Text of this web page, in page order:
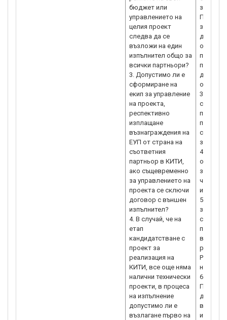
бюджет или
управлението на
целия проект
следва да се
възложи на един
изпълнител общо за
всички партньори?
3. Допустимо ли е
сформиране на
екип за управление
на проекта,
респективно
изплащане
възнаграждения на
ЕУП от страна на
съответния
партньор в КИТИ,
ако същевременно
за управлението на
проекта се сключи
договор с външен
изпълнител?
4. В случай, че на
етап
кандидатстване с
проект за
реализация на
КИТИ, все още няма
налични технически
проекти, в процеса
на изпълнение
допустимо ли е
възлагане първо на
за
за
3.
се
отделни
за
чрез
5. и 6. В
с които
пътници
режим
на
651/
да се
в